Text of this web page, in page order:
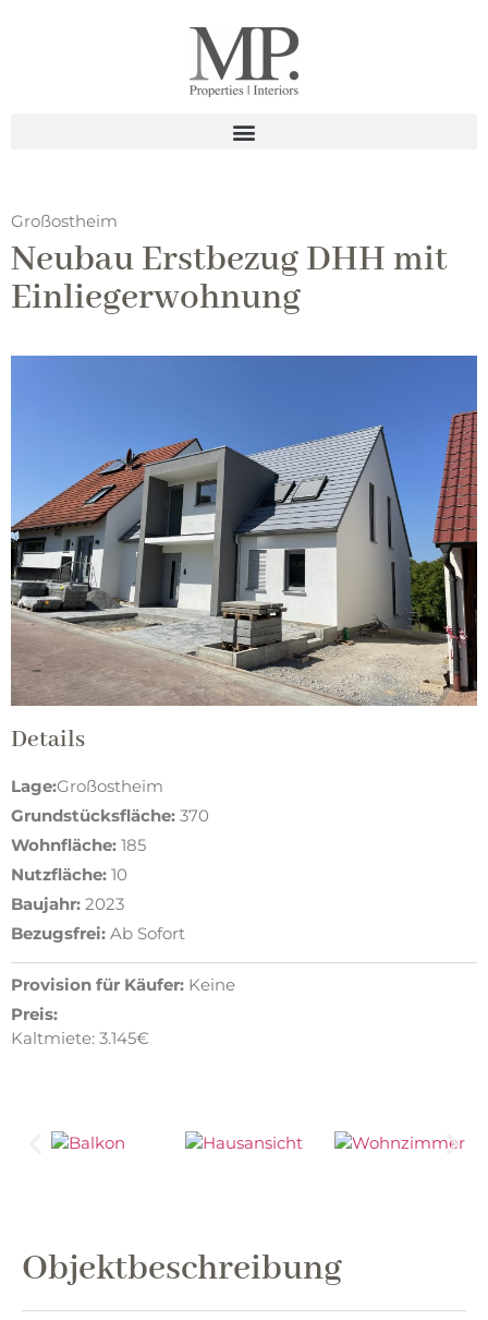
Großostheim
Neubau Erstbezug DHH mit
Einliegerwohnung
Details
Lage:Großostheim
Grundstücksfläche: 370
Wohnfläche: 185
Nutzfläche: 10
Baujahr: 2023
Bezugsfrei: Ab Sofort
Provision für Käufer: Keine
Preis:
Kaltmiete: 3.145€
Objektbeschreibung